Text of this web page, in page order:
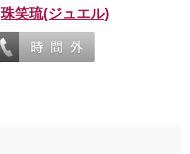
珠笑琉(ジュエル)